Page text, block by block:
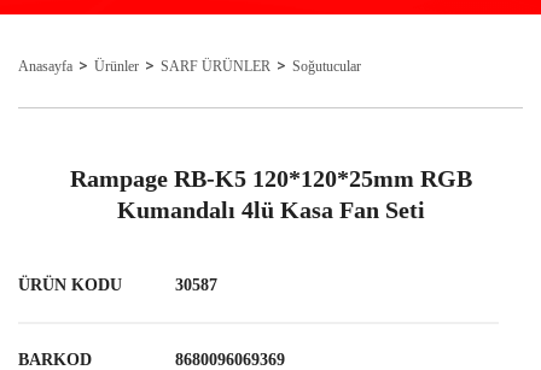
Anasayfa Ürünler SARF ÜRÜNLER Soğutucular
Rampage RB-K5 120*120*25mm RGB
Kumandalı 4lü Kasa Fan Seti
ÜRÜN KODU 30587
BARKOD 8680096069369